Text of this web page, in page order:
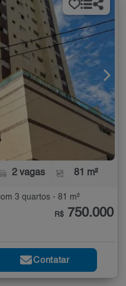
2 vagas 81 m²
3 quartos - 81 m²
R$ 750.000
Contatar